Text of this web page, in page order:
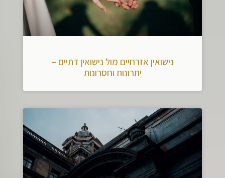
נישואין אזרחיים מול נישואין דתיים –
יתרונות וחסרונות